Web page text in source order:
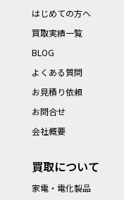
はじめての方へ
買取実績一覧
BLOG
よくある質問
お見積り依頼
お問合せ
会社概要
買取について
家電・電化製品